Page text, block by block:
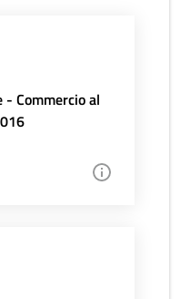
Commercio al